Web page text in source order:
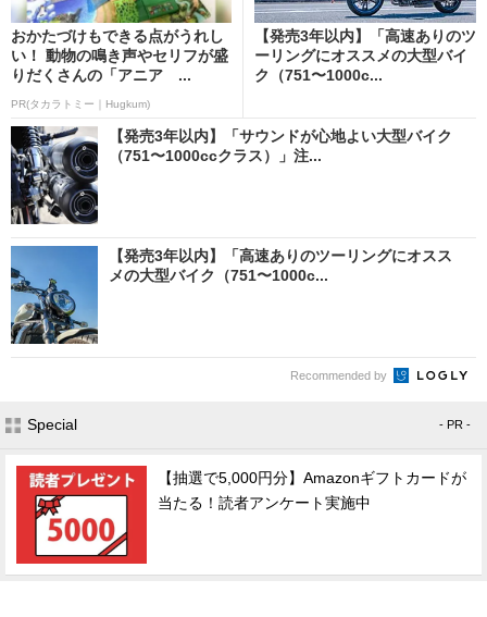
おかたづけもできる点がうれし
い！ 動物の鳴き声やセリフが盛
りだくさんの「アニア ...
PR(タカラトミー｜Hugkum)
【発売3年以内】「高速ありのツ
ーリングにオススメの大型バイ
ク（751〜1000c...
【発売3年以内】「サウンドが心地よい大型バイク
（751〜1000ccクラス）」注...
【発売3年以内】「高速ありのツーリングにオスス
メの大型バイク（751〜1000c...
Recommended by
Special - PR -
【抽選で5,000円分】Amazonギフトカードが
当たる！読者アンケート実施中